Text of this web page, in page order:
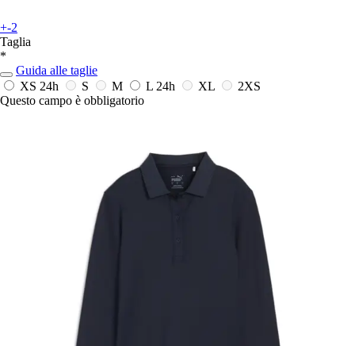
+-2
Taglia
*
Guida alle taglie
XS 24h S M L 24h XL
2XS
Questo campo è obbligatorio